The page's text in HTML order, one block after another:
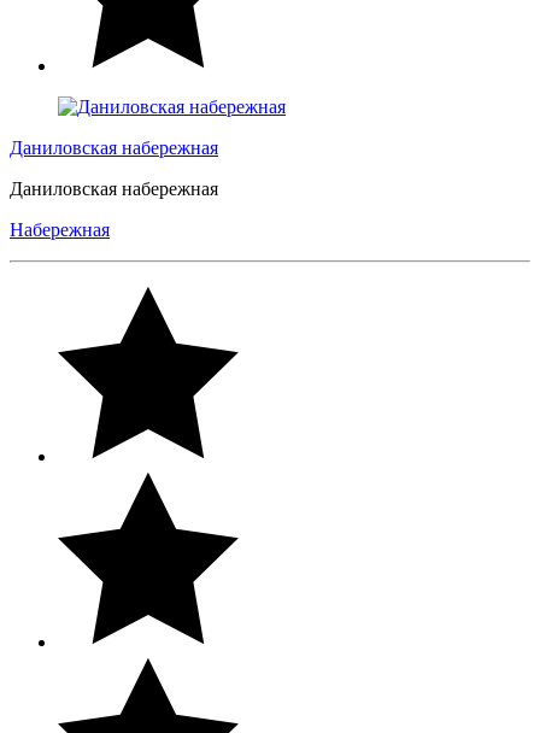
Даниловская набережная
Даниловская набережная
Набережная